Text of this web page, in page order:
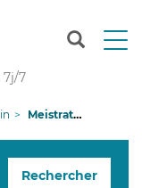
T
n
7j/7
Meistratzheim
Rechercher